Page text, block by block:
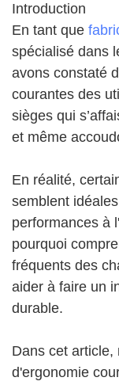
Introduction
En tant que
spécialisé dans
avons constaté
courantes des
sièges qui
et même
En réalité,
semblent
performances à
pourquoi
fréquents des
aider à faire un
durable.
Dans cet article,
d'ergonomie